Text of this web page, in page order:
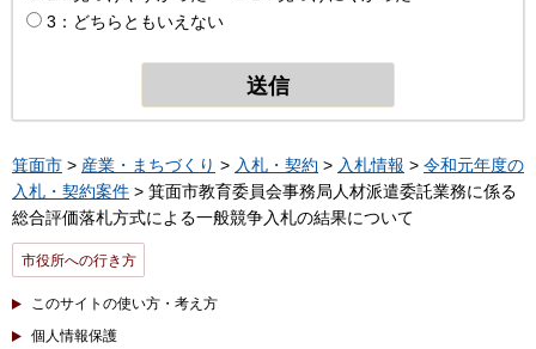
3：どちらともいえない
箕面市 > 産業・まちづくり > 入札・契約 > 入札情報 > 令和元年度の
入札・契約案件 > 箕面市教育委員会事務局人材派遣委託業務に係る
総合評価落札方式による一般競争入札の結果について
市役所への行き方
このサイトの使い方・考え方
個人情報保護